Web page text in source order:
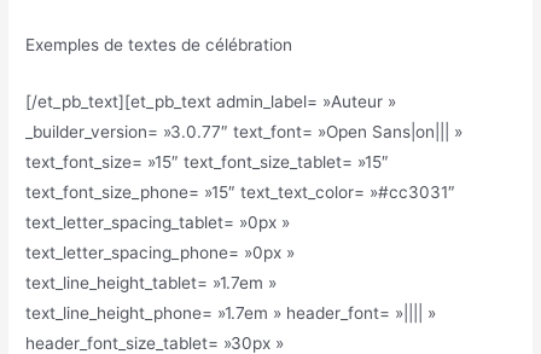
Exemples de textes de célébration
[/et_pb_text][et_pb_text admin_label= »Auteur »
_builder_version= »3.0.77″ text_font= »Open Sans|on||| »
text_font_size= »15″ text_font_size_tablet= »15″
text_font_size_phone= »15″ text_text_color= »#cc3031″
text_letter_spacing_tablet= »0px »
text_letter_spacing_phone= »0px »
text_line_height_tablet= »1.7em »
text_line_height_phone= »1.7em » header_font= »|||| »
header_font_size_tablet= »30px »